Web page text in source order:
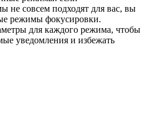
не совсем подходят для вас, вы
режимы фокусировки.
для каждого режима, чтобы
уведомления и избежать